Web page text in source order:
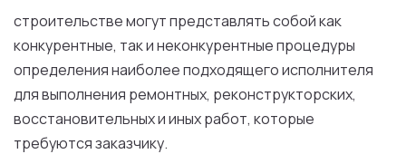
строительстве могут представлять собой как
конкурентные, так и неконкурентные процедуры
определения наиболее подходящего исполнителя
для выполнения ремонтных, реконструкторских,
восстановительных и иных работ, которые
требуются заказчику.